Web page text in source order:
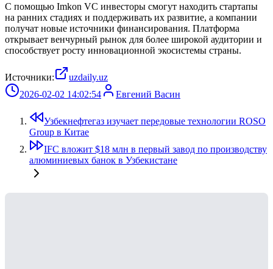
С помощью Imkon VC инвесторы смогут находить стартапы
на ранних стадиях и поддерживать их развитие, а компании
получат новые источники финансирования. Платформа
открывает венчурный рынок для более широкой аудитории и
способствует росту инновационной экосистемы страны.
Источники:
uzdaily.uz
2026-02-02 14:02:54
Евгений Васин
Узбекнефтегаз изучает передовые технологии ROSO
Group в Китае
IFC вложит $18 млн в первый завод по производству
алюминиевых банок в Узбекистане